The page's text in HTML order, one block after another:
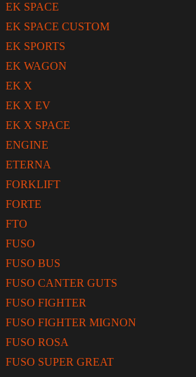
EK SPACE
EK SPACE CUSTOM
EK SPORTS
EK WAGON
EK X
EK X EV
EK X SPACE
ENGINE
ETERNA
FORKLIFT
FORTE
FTO
FUSO
FUSO BUS
FUSO CANTER GUTS
FUSO FIGHTER
FUSO FIGHTER MIGNON
FUSO ROSA
FUSO SUPER GREAT